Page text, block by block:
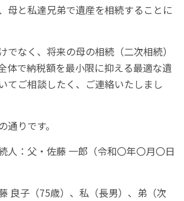
母と私達兄弟で遺産を相続することに
でなく、将来の母の相続（二次相続）
体で納税額を最小限に抑える最適な遺
てご相談したく、ご連絡いたしまし
りです。
人：父・佐藤 一郎（令和〇年〇月〇日
良子（75歳）、私（長男）、弟（次